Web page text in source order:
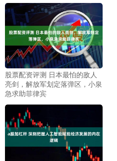
股票配资评测 日本最怕的敌人
亮剑，解放军划定落弹区，小泉
急求助菲律宾